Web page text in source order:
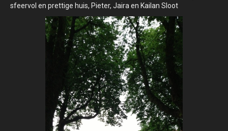
sfeervol en prettige huis, Pieter, Jaira en Kailan Sloot